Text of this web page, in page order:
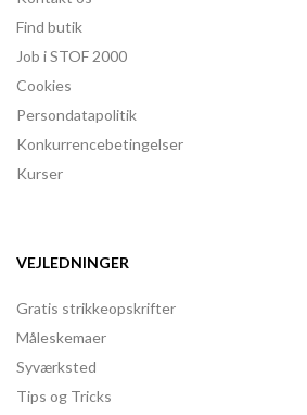
Find butik
Job i STOF 2000
Cookies
Persondatapolitik
Konkurrencebetingelser
Kurser
VEJLEDNINGER
Gratis strikkeopskrifter
Måleskemaer
Syværksted
Tips og Tricks